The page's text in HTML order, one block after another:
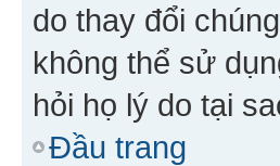
do thay đổi
không thể sử
hỏi họ lý do tại
Đầu trang